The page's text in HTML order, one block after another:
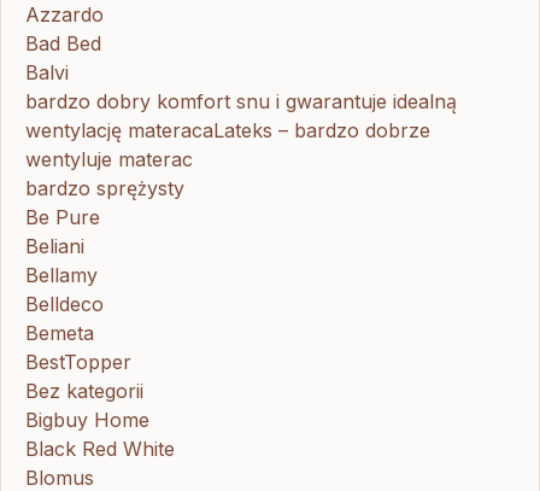
Azzardo
Bad Bed
Balvi
bardzo dobry komfort snu i gwarantuje idealną
wentylację materacaLateks – bardzo dobrze
wentyluje materac
bardzo sprężysty
Be Pure
Beliani
Bellamy
Belldeco
Bemeta
BestTopper
Bez kategorii
Bigbuy Home
Black Red White
Blomus